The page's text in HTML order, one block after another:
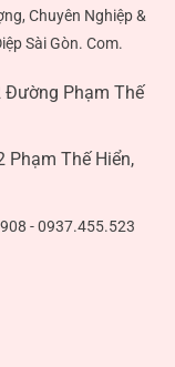
Chuyên Nghiệp &
Sài Gòn. Com.
Đường Phạm Thế
Phạm Thế Hiển,
- 0937.455.523